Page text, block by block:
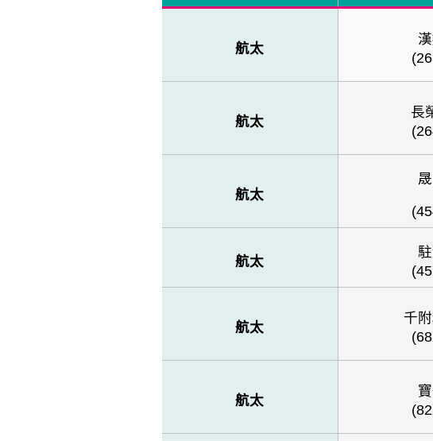
航太
航太
長
航太
航太
航太
千
航太